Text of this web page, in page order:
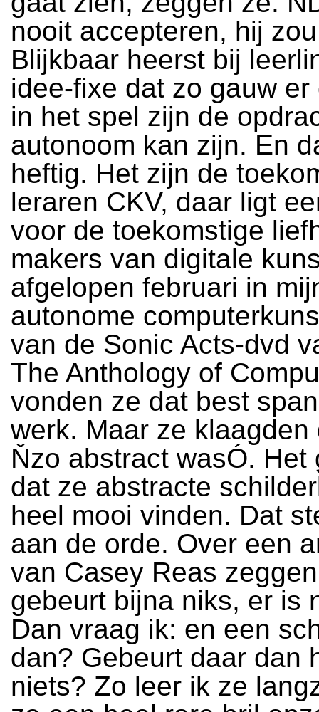
nooit accepteren, hij
Blijkbaar heerst bij
idee-fixe dat zo gauw er
in het spel zijn de
autonoom kan zijn. En
heftig. Het zijn de
leraren CKV, daar ligt
voor de toekomstige
makers van digitale
afgelopen februari in
autonome
van de Sonic Acts-dvd
The Anthology of
vonden ze dat best
werk. Maar ze klaagden
Ňzo abstract wasÓ. Het
dat ze abstracte
heel mooi vinden. Dat
aan de orde. Over een
van Casey Reas
gebeurt bijna niks, er is
Dan vraag ik: en een
dan? Gebeurt daar dan
niets? Zo leer ik ze